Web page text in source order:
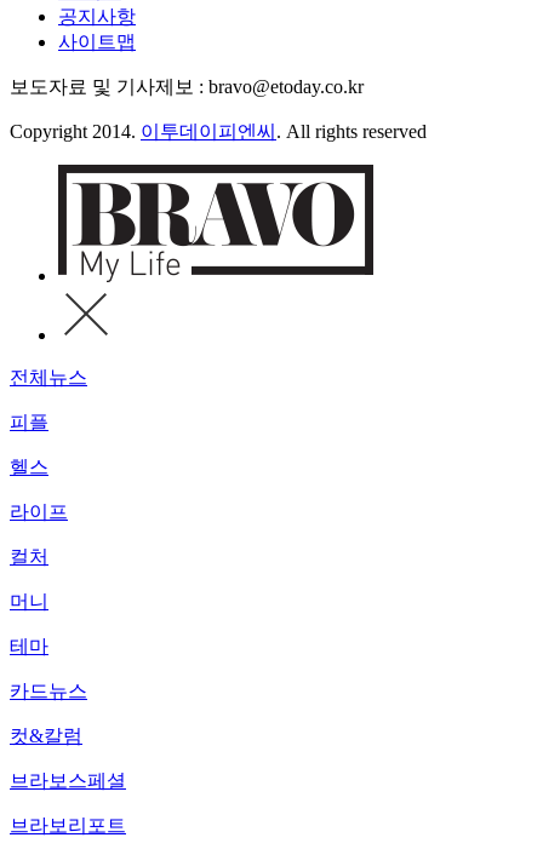
공지사항
사이트맵
보도자료 및 기사제보 : bravo@etoday.co.kr
Copyright 2014. 이투데이피엔씨 . All rights reserved
전체뉴스
피플
헬스
라이프
컬처
머니
테마
카드뉴스
컷&칼럼
브라보스페셜
브라보리포트